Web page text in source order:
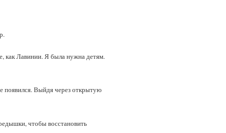
как Лавинии. Я была нужна детям.
появился. Выйдя через открытую
чтобы восстановить